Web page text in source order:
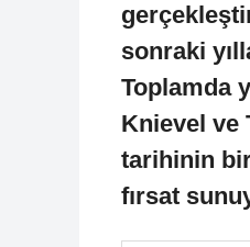
sonraki
Toplamda
Knievel ve
tarihinin
fırsat